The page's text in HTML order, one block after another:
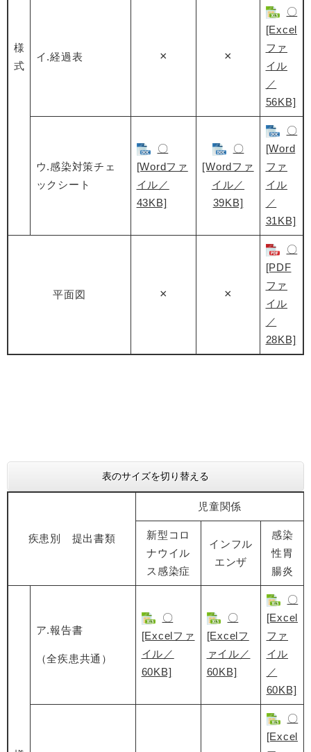
様
式
イ.経過表 × ×
〇
[Excel
ファ
イル
／
56KB]
ウ.感染対策チェ
ックシート
〇
[Wordファ
イル／
43KB]
〇
[Wordファ
イル／
39KB]
〇
[Word
ファ
イル
／
31KB]
平面図 × ×
〇
[PDF
ファ
イル
／
28KB]
表のサイズを切り替える
疾患別 提出書類
児童関係
新型コロ
ナウイル
ス感染症
インフル
エンザ
感染
性胃
腸炎
ア.報告書
（全疾患共通）
〇
[Excelファ
イル／
60KB]
〇
[Excelフ
ァイル／
60KB]
〇
[Excel
ファ
イル
／
60KB]
〇
[Excel